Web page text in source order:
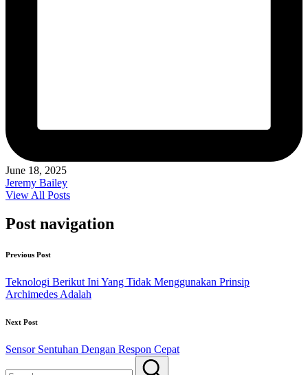
June 18, 2025
Jeremy Bailey
View All Posts
Post navigation
Previous Post
Teknologi Berikut Ini Yang Tidak Menggunakan Prinsip
Archimedes Adalah
Next Post
Sensor Sentuhan Dengan Respon Cepat